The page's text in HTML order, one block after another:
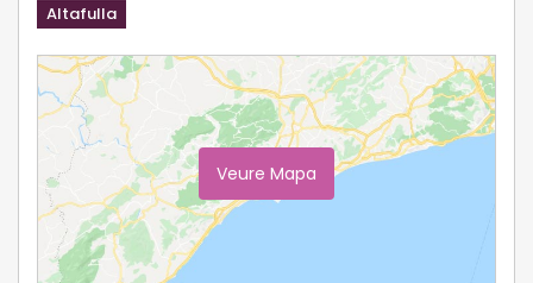
Altafulla
Veure Mapa